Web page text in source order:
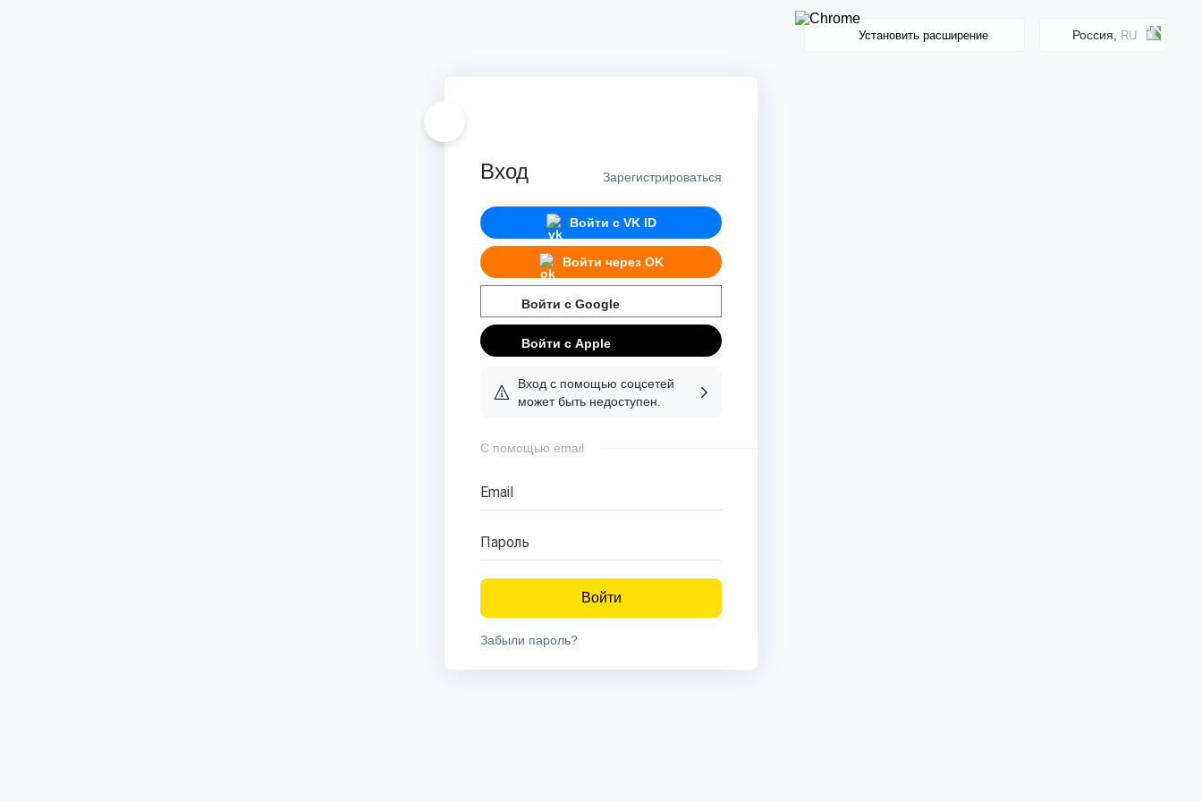
Вход Зарегистрироваться
Войти с VK ID
Войти через OK
Войти с Google
Войти с Apple
Вход с помощью соцсетей
может быть недоступен.
С помощью email
Email
Пароль
Войти
Забыли пароль?
Установить расширение Россия, RU